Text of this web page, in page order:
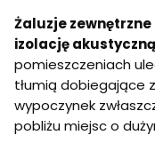
Żaluzje
izolację akustyczną
pomieszczeniach
tłumią dobiegające
wypoczynek
pobliżu miejsc o